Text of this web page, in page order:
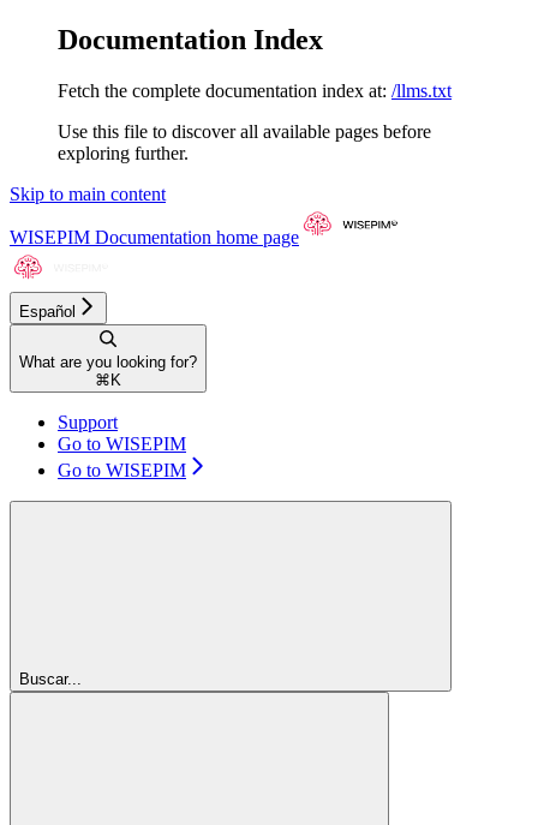
Documentation Index
Fetch the complete documentation index at: /llms.txt
Use this file to discover all available pages before
exploring further.
Skip to main content
WISEPIM Documentation home page
Español
What are you looking for?
⌘ K
Support
Go to WISEPIM
Go to WISEPIM
Buscar...